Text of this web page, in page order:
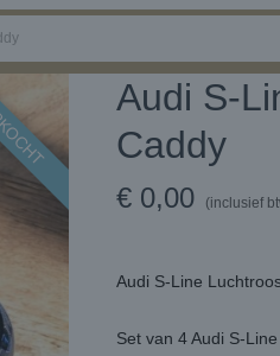
Audi S-
Caddy
€ 0,00 (inclusief
Audi S-Line
Set van 4 Audi S-